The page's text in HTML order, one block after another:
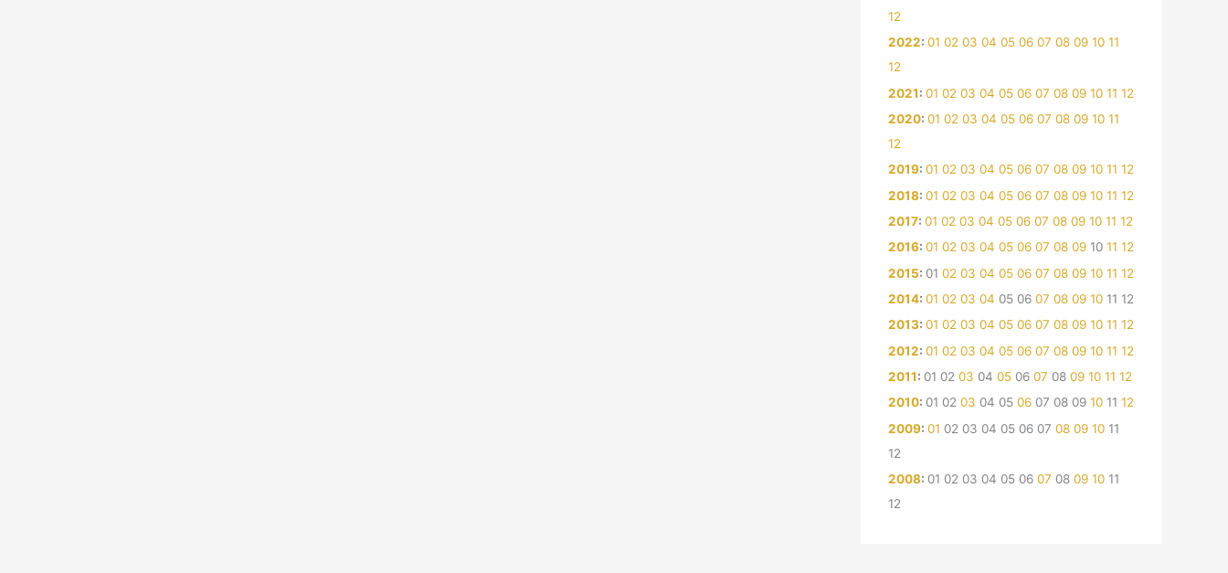
12
2022: 01 02 03 04 05 06 07 08 09 10 11
12
2021: 01 02 03 04 05 06 07 08 09 10 11 12
2020: 01 02 03 04 05 06 07 08 09 10 11
12
2019: 01 02 03 04 05 06 07 08 09 10 11 12
2018: 01 02 03 04 05 06 07 08 09 10 11 12
2017: 01 02 03 04 05 06 07 08 09 10 11 12
2016: 01 02 03 04 05 06 07 08 09 10 11 12
2015: 01 02 03 04 05 06 07 08 09 10 11 12
2014: 01 02 03 04 05 06 07 08 09 10 11 12
2013: 01 02 03 04 05 06 07 08 09 10 11 12
2012: 01 02 03 04 05 06 07 08 09 10 11 12
2011: 01 02 03 04 05 06 07 08 09 10 11 12
2010: 01 02 03 04 05 06 07 08 09 10 11 12
2009: 01 02 03 04 05 06 07 08 09 10 11
12
2008: 01 02 03 04 05 06 07 08 09 10 11
12